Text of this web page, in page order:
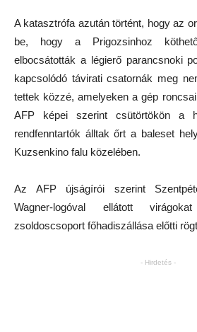
A katasztrófa azután történt, hogy az
be, hogy a Prigozsinhoz
elbocsátották a légierő parancsnoki
kapcsolódó távirati csatornák meg
tettek közzé, amelyeken a gép
AFP képei szerint csütörtökön a
rendfenntartók álltak őrt a baleset
Kuzsenkino falu közelében.
Az AFP újságírói szerint
Wagner-logóval ellátott
zsoldoscsoport főhadiszállása előtti
- Hirdetés -